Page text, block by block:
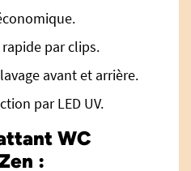
par clips.
avant et arrière.
par LED UV.
WC
: